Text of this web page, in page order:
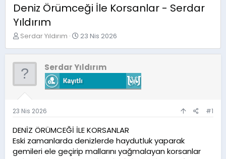
Deniz Örümceği İle Korsanlar - Serdar
Yıldırım
K
u
y
a
ş
a
t
a
n
Serdar Yıldırım
B
a
n
g
a
r
i
h
23 Nis 2026
Serdar Yıldırım
23 Nis 2026 #1
DENİZ ÖRÜMCEĞİ İLE KORSANLAR
Eski zamanlarda denizlerde haydutluk yaparak
gemileri ele geçirip mallarını yağmalayan korsanlar